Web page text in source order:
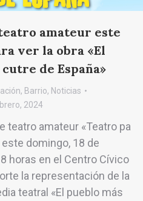
amateur este
ver la obra «El
de España»
, Barrio, Noticias
2024
teatro amateur «Teatro pa
domingo, 18 de
horas en el Centro Cívico
la representación de la
teatral «El pueblo más